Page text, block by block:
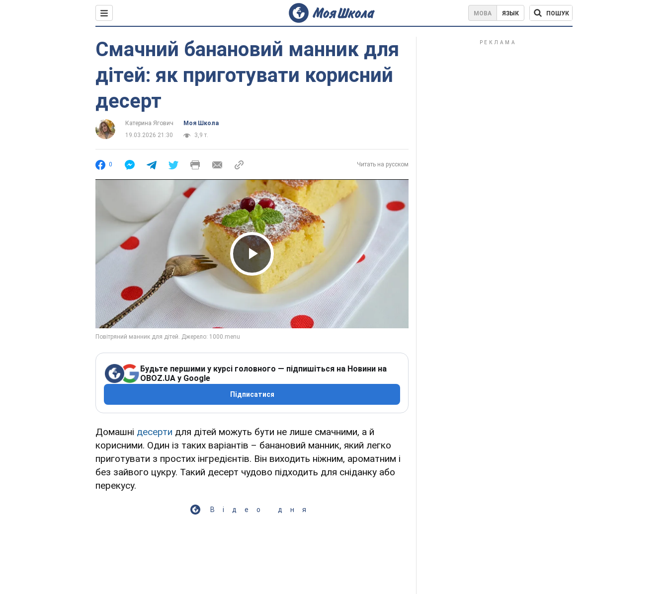
МОВА ЯЗЫК ПОШУК
Смачний банановий манник для
дітей: як приготувати корисний
десерт
Катерина Ягович
Моя Школа
19.03.2026 21:30
3,9 т.
0 Читать на русском
Play Video
Будьте першими у курсі головного — підпишіться на Новини на
OBOZ.UA у Google
Підписатися
Домашні десерти для дітей можуть бути не лише смачними, а й
корисними. Один із таких варіантів – банановий манник, який легко
приготувати з простих інгредієнтів. Він виходить ніжним, ароматним і
без зайвого цукру. Такий десерт чудово підходить для сніданку або
перекусу.
Відео дня